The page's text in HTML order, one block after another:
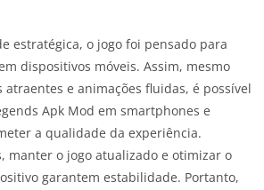
estratégica, o jogo foi pensado para
dispositivos móveis. Assim, mesmo
e animações fluidas, é possível
Apk Mod em smartphones e
a qualidade da experiência.
manter o jogo atualizado e otimizar o
garantem estabilidade. Portanto,